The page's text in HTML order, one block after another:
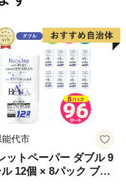
能代市
ットペーパー ダブル 9
12個 × 8パック ブラ